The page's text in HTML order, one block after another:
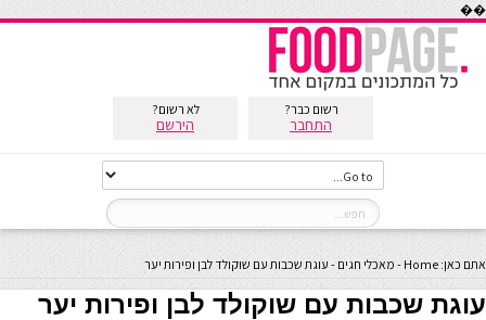
��
רשום כבר?
התחבר
לא רשום?
הירשם
אתם כאן: Home
- מאכלי חגים - עוגת שכבות עם שוקולד לבן ופירות יער
עוגת שכבות עם שוקולד לבן ופירות יער